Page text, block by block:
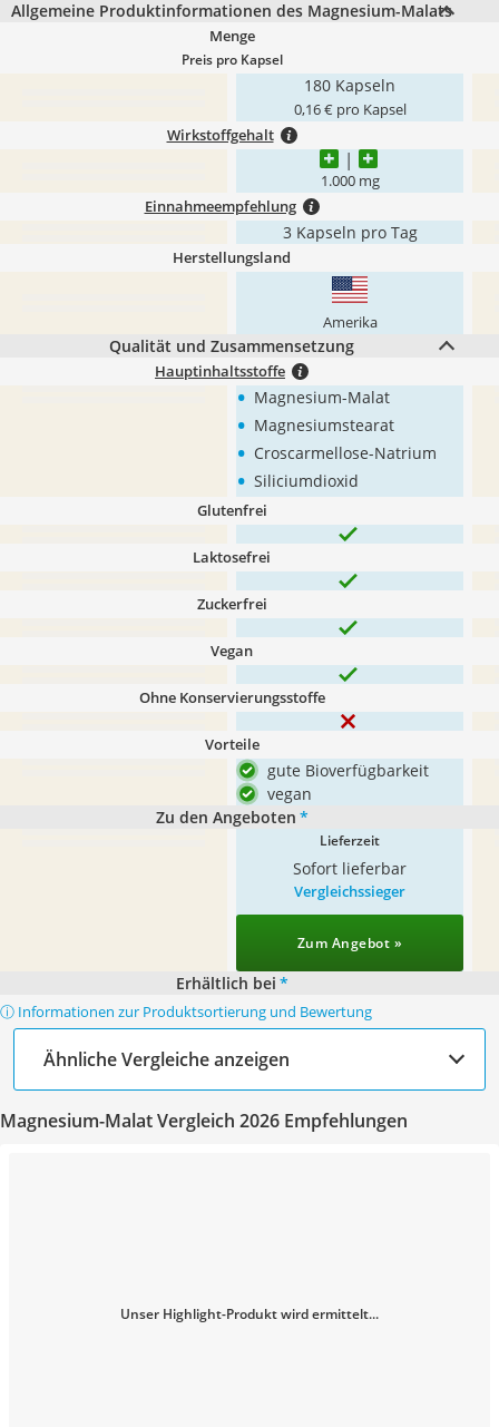
Allgemeine Produktinformationen des Magnesium-Malats
Menge
Preis pro Kapsel
180 Kapseln
0,16 € pro Kapsel
Wirkstoffgehalt
1.000 mg
Einnahmeempfehlung
3 Kapseln pro Tag
Herstellungsland
Amerika
Qualität und Zusammensetzung
Hauptinhaltsstoffe
• Magnesium-Malat
• Magnesiumstearat
• Croscarmellose-Natrium
• Siliciumdioxid
Glutenfrei
Laktosefrei
Zuckerfrei
Vegan
Ohne Konservierungsstoffe
Vorteile
gute Bioverfügbarkeit
vegan
Zu den Angeboten *
Lieferzeit
Sofort lieferbar
Vergleichssieger
Zum Angebot »
Erhältlich bei *
ⓘ Informationen zur Produktsortierung und Bewertung
Ähnliche Vergleiche anzeigen
Magnesium-Malat Vergleich 2026 Empfehlungen
Unser Highlight-Produkt wird ermittelt...